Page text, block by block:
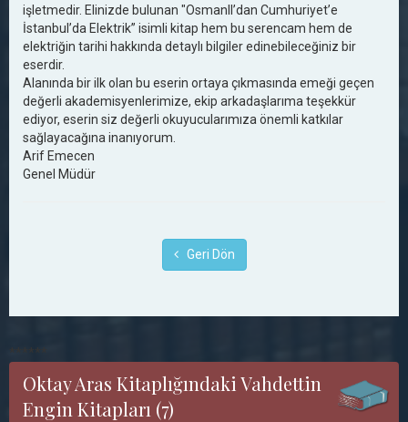
işletmedir. Elinizde bulunan "OsmanlI’dan Cumhuriyet’e
İstanbul’da Elektrik” isimli kitap hem bu serencam hem de
elektriğin tarihi hakkında detaylı bilgiler edinebileceğiniz bir
eserdir.
Alanında bir ilk olan bu eserin ortaya çıkmasında emeği geçen
değerli akademisyenlerimize, ekip arkadaşlarıma teşekkür
ediyor, eserin siz değerli okuyucularımıza önemli katkılar
sağlayacağına inanıyorum.
Arif Emecen
Genel Müdür
Geri Dön
Oktay Aras Kitaplığındaki Vahdettin
Engin Kitapları (7)